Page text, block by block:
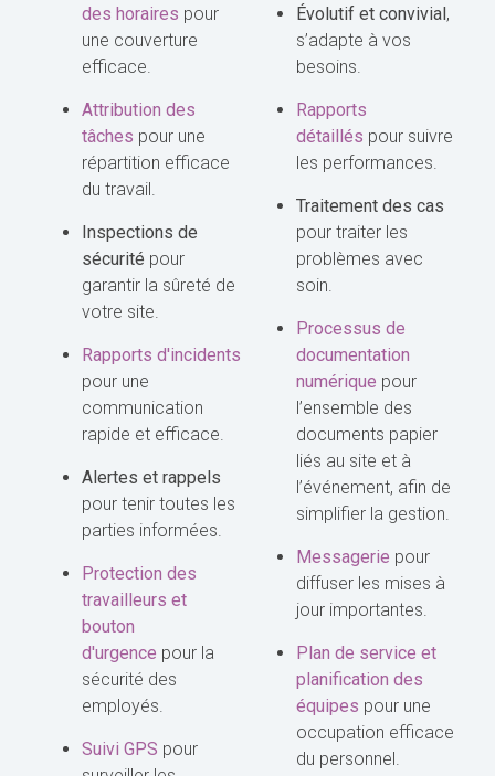
des horaires pour
une couverture
efficace.
Attribution des
tâches pour une
répartition efficace
du travail.
nspections de
sécurité pour
garantir la sûreté de
votre site.
Rapports d'incidents
pour une
communication
rapide et efficace.
Alertes et rappels
pour tenir toutes les
parties informées.
Protection des
travailleurs et
bouton
d'urgence pour la
sécurité des
employés.
Suivi GPS pour
Évolutif et convivial ,
s’adapte à vos
besoins.
Rapports
détaillés pour suivre
les performances.
Traitement des cas
pour traiter les
problèmes avec
soin.
Processus de
documentation
numérique pour
l’ensemble des
documents papier
liés au site et à
l’événement, afin de
simplifier la gestion.
Messagerie pour
diffuser les mises à
jour importantes.
Plan de service et
planification des
équipes pour une
occupation efficace
du personnel.